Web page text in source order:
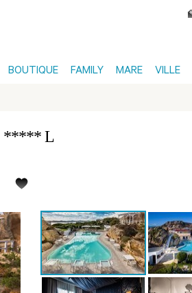
BOUTIQUE FAMILY MARE VILLE
***** L